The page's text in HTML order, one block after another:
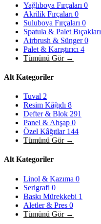
Yağlıboya Fırçaları 0
Akrilik Fırçaları 0
Suluboya Fırçaları 0
Spatula & Palet Bıçakları
Airbrush & Sünger0
Palet & Karıştırıcı 4
Tümünü Gör →
Alt Kategoriler
Tuval 2
Resim Kâğıdı 8
Defter & Blok 291
Panel & Ahşap 0
Özel Kâğıtlar 144
Tümünü Gör →
Alt Kategoriler
Linol & Kazıma 0
Serigrafi 0
Baskı Mürekkebi 1
Aletler & Pres 0
Tümünü Gör →